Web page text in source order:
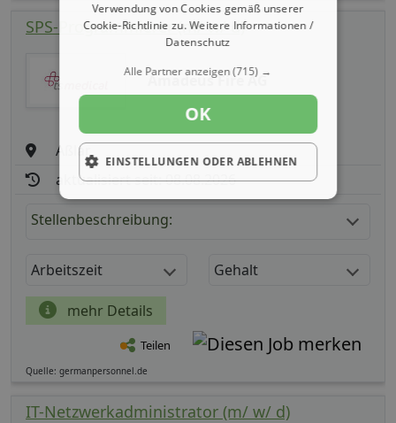
SPS-Programmierer (m/ w/ d)
Amadeus Fire AG
Aßlar
aktualisiert seit: 08.08.2026
Stellenbeschreibung:
Arbeitszeit Gehalt
mehr Details
Teilen
Quelle: germanpersonnel.de
IT-Netzwerkadministrator (m/ w/ d)
Verwendung von Cookies gemäß unserer
Cookie-Richtlinie zu.Weitere Informationen /
Datenschutz
Alle Partner anzeigen(715) →
OK
EINSTELLUNGEN ODER ABLEHNEN